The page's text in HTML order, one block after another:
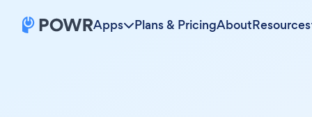
Apps Plans & PricingAboutResources